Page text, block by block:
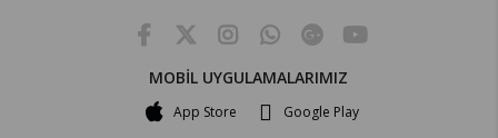
MOBİL UYGULAMALARIMIZ
App Store Google Play